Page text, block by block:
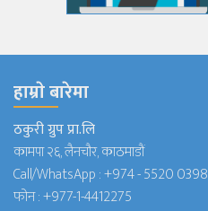
हाम्राे बारेमा
ठकुरी ग्रुप प्रा.लि
कामपा २६, लैनचौर, काठमाडौं
Call/WhatsApp :+974 - 5520 0398
फोन :+977-1-4412275